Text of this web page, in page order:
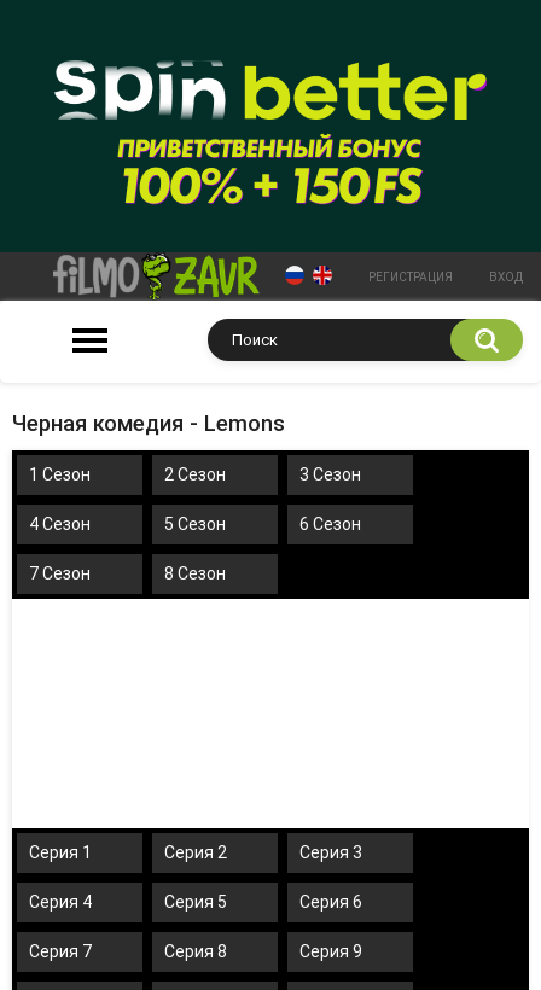
РЕГИСТРАЦИЯ ВХОД
Черная комедия - Lemons
1 Сезон 2 Сезон 3 Сезон
4 Сезон 5 Сезон 6 Сезон
7 Сезон 8 Сезон
Серия 1 Серия 2 Серия 3
Серия 4 Серия 5 Серия 6
Серия 7 Серия 8 Серия 9